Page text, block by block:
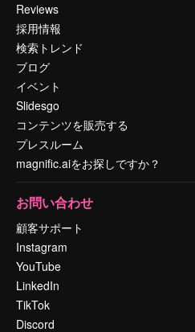
Reviews
採用情報
検索トレンド
ブログ
イベント
Slidesgo
コンテンツを販売する
プレスルーム
magnific.aiをお探しですか？
お問い合わせ
顧客サポート
Instagram
YouTube
LinkedIn
TikTok
Discord